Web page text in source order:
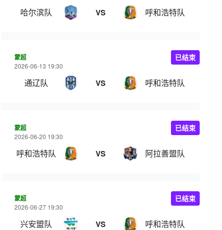
哈尔滨队 VS 呼和浩特队
蒙超
2026-06-13 19:30
通辽队 VS 呼和浩特队
已结束
蒙超
2026-06-20 19:30
呼和浩特队 VS 阿拉善盟队
已结束
蒙超
2026-06-27 19:30
兴安盟队 VS 呼和浩特队
已结束